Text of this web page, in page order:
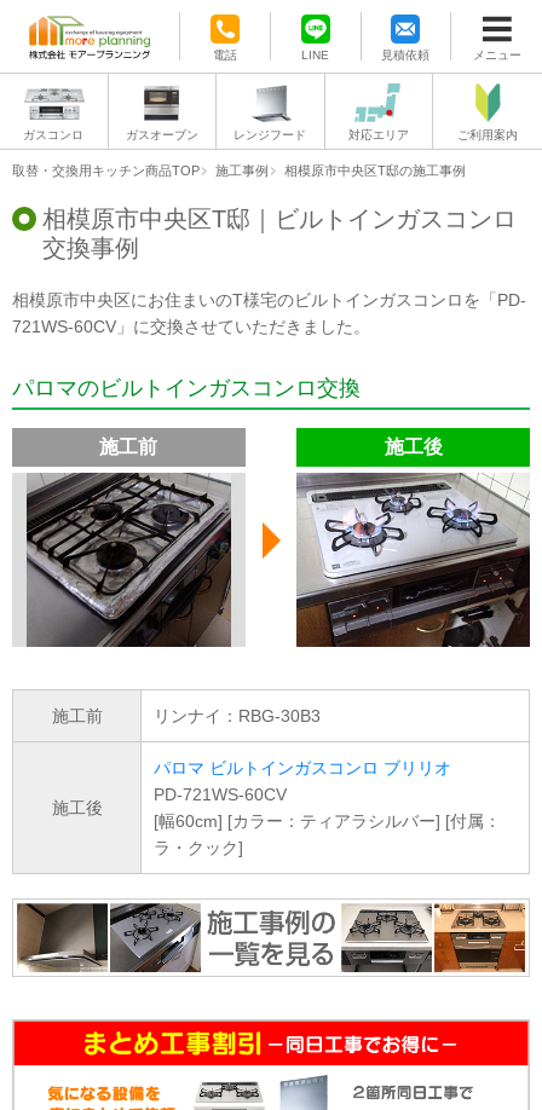
電話 LINE 見積依頼 メニュー
ガスコンロ ガスオーブン レンジフード 対応エリア ご利用案内
取替・交換用キッチン商品TOP 施工事例 相模原市中央区T邸の施工事例
相模原市中央区T邸｜ビルトインガスコンロ
交換事例
相模原市中央区にお住まいのT様宅のビルトインガスコンロを「PD-
721WS-60CV」に交換させていただきました。
パロマのビルトインガスコンロ交換
施工前 施工後
施工前 リンナイ：RBG-30B3
施工後
パロマ ビルトインガスコンロ ブリリオ
PD-721WS-60CV
[幅60cm] [カラー：ティアラシルバー] [付属：
ラ・クック]